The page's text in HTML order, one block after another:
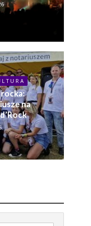
L T U R A
na